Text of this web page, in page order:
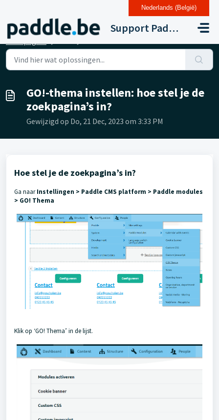
Doorgaan naar hoofdinhoud
Support Paddle Drupal 11
Startpagina
GO!-thema instellen: hoe stel je de
zoekpagina’s in?
Gewijzigd op Do, 21 Dec, 2023 om 3:33 PM
Hoe stel je de zoekpagina’s in?
Ga naarInstellingen > Paddle CMS platform > Paddle modules
> GO! Thema
Klik op ‘GO! Thema’ in de lijst.
Nederlands (België)